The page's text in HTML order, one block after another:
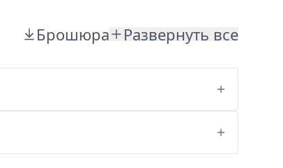
Брошюра Развернуть все